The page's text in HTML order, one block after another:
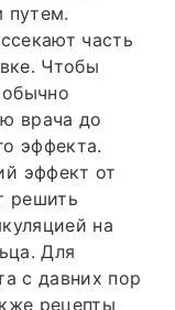
путем.
часть
Чтобы
врача до
эффекта.
эффект от
решить
на
Для
с давних пор
рецепты